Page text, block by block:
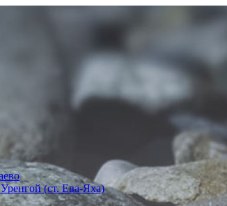
(ст. Ева-Яха)